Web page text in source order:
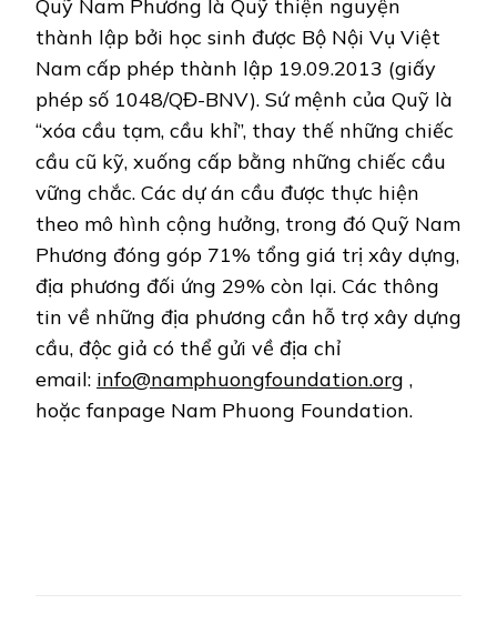
Quỹ Nam Phương là Quỹ thiện nguyện
thành lập bởi học sinh được Bộ Nội Vụ Việt
Nam cấp phép thành lập 19.09.2013 (giấy
phép số 1048/QĐ-BNV). Sứ mệnh của Quỹ là
“xóa cầu tạm, cầu khỉ”, thay thế những chiếc
cầu cũ kỹ, xuống cấp bằng những chiếc cầu
vững chắc. Các dự án cầu được thực hiện
theo mô hình cộng hưởng, trong đó Quỹ Nam
Phương đóng góp 71% tổng giá trị xây dựng,
địa phương đối ứng 29% còn lại. Các thông
tin về những địa phương cần hỗ trợ xây dựng
cầu, độc giả có thể gửi về địa chỉ
email: info@namphuongfoundation.org ,
hoặc fanpage Nam Phuong Foundation.